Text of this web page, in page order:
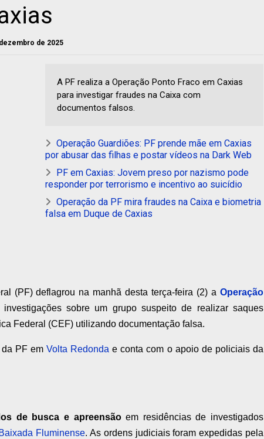
de 2025
A PF realiza a Operação Ponto Fraco em Caxias
para investigar fraudes na Caixa com
documentos falsos.
Operação Guardiões: PF prende mãe em Caxias
por abusar das filhas e postar vídeos na Dark Web
PF em Caxias: Jovem preso por nazismo pode
responder por terrorismo e incentivo ao suicídio
Operação da PF mira fraudes na Caixa e biometria
falsa em Duque de Caxias
(PF) deflagrou na manhã desta terça-feira (2) aOperação
sobre um grupo suspeito de realizar saques
Federal (CEF) utilizando documentação falsa.
PF em Volta Redonda e conta com o apoio de policiais da
de busca e apreensãoem residências de investigados
Baixada Fluminense. As ordens judiciais foram expedidas pela